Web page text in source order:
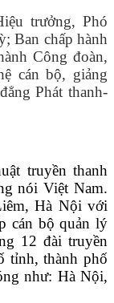
trưởng, Phó
Ban chấp hành
Công đoàn,
cán bộ, giảng
Phát thanh-
truyền thanh
nói Việt Nam.
Hà Nội với
cán bộ quản lý
12 đài truyền
tỉnh, thành phố
như: Hà Nội,